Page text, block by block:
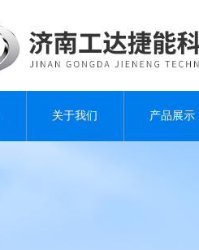
关于我们 产品展示